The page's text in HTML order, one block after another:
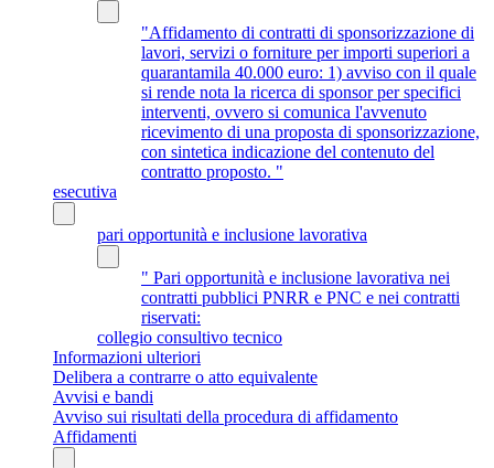
"Affidamento di contratti di sponsorizzazione di
lavori, servizi o forniture per importi superiori a
quarantamila 40.000 euro: 1) avviso con il quale
si rende nota la ricerca di sponsor per specifici
interventi, ovvero si comunica l'avvenuto
ricevimento di una proposta di sponsorizzazione,
con sintetica indicazione del contenuto del
contratto proposto. "
esecutiva
pari opportunità e inclusione lavorativa
" Pari opportunità e inclusione lavorativa nei
contratti pubblici PNRR e PNC e nei contratti
riservati:
collegio consultivo tecnico
Informazioni ulteriori
Delibera a contrarre o atto equivalente
Avvisi e bandi
Avviso sui risultati della procedura di affidamento
Affidamenti